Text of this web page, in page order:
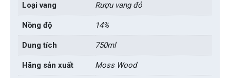
Loại vang Rượu vang đỏ
Nồng độ 14%
Dung tích 750ml
Hãng sản xuất Moss Wood